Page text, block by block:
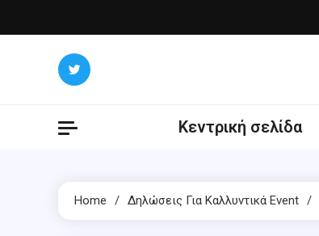
to
Κεντρική σελίδα
Home Δηλώσεις Για Καλλυντικά Event